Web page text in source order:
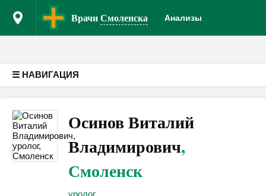
ВрачиСмоленска Анализы
☰ НАВИГАЦИЯ
Осинов Виталий
Владимирович,
Смоленск
уролог